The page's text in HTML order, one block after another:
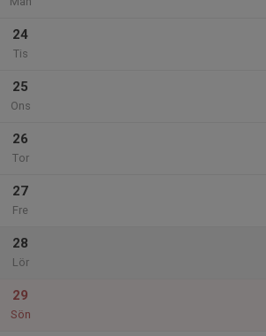
24
Tis
25
Ons
26
Tor
27
Fre
28
Lör
29
Sön